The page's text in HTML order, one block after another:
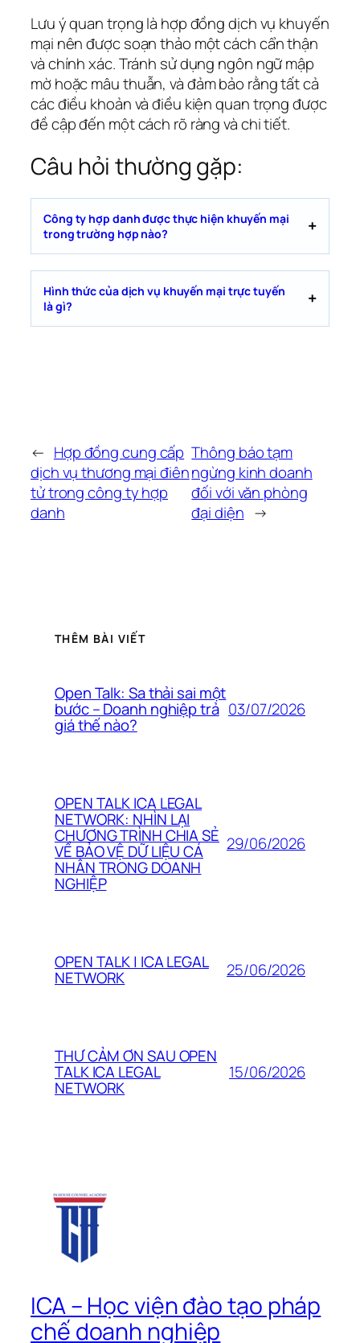
Lưu ý quan trọng là hợp đồng dịch vụ khuyến
mại nên được soạn thảo một cách cẩn thận
và chính xác. Tránh sử dụng ngôn ngữ mập
mờ hoặc mâu thuẫn, và đảm bảo rằng tất cả
các điều khoản và điều kiện quan trọng được
đề cập đến một cách rõ ràng và chi tiết.
Câu hỏi thường gặp:
Công ty hợp danh được thực hiện khuyến mại
trong trường hợp nào?
Hình thức của dịch vụ khuyến mại trực tuyến
là gì?
← Hợp đồng cung cấp
dịch vụ thương mại điên
tử trong công ty hợp
danh
Thông báo tạm
ngừng kinh doanh
đối với văn phòng
đại diện →
THÊM BÀI VIẾT
Open Talk: Sa thải sai một
bước – Doanh nghiệp trả
giá thế nào?
03/07/2026
OPEN TALK ICA LEGAL
NETWORK: NHÌN LẠI
CHƯƠNG TRÌNH CHIA SẺ
VỀ BẢO VỆ DỮ LIỆU CÁ
NHÂN TRONG DOANH
NGHIỆP
29/06/2026
OPEN TALK | ICA LEGAL
NETWORK 25/06/2026
THƯ CẢM ƠN SAU OPEN
TALK ICA LEGAL
NETWORK
15/06/2026
ICA – Học viện đào tạo pháp
chế doanh nghiệp